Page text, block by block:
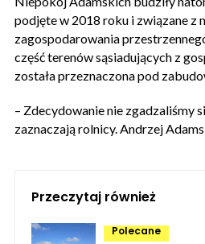
podjęte w 2018 roku i związane z
zagospodarowania
część terenów sąsiadujących z
została przeznaczona pod
– Zdecydowanie nie zgadzaliśmy
zaznaczają rolnicy. Andrzej
Przeczytaj również
Polecane